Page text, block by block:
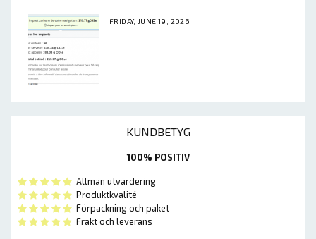
FRIDAY, JUNE 19, 2026
KUNDBETYG
100% POSITIV
Allmän utvärdering
Produktkvalité
Förpackning och paket
Frakt och leverans